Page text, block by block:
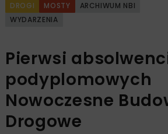
DROGI MOSTY
ARCHIWUM NBI
WYDARZENIA
Pierwsi
podyplomowych
Nowoczesne
Drogowe